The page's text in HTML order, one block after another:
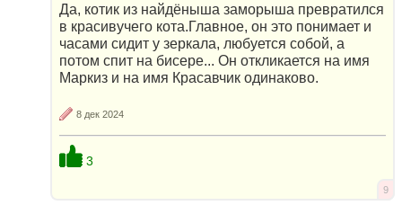
Да, котик из найдёныша заморыша превратился
в красивучего кота.Главное, он это понимает и
часами сидит у зеркала, любуется собой, а
потом спит на бисере... Он откликается на имя
Маркиз и на имя Красавчик одинаково.
8 дек 2024
3
9